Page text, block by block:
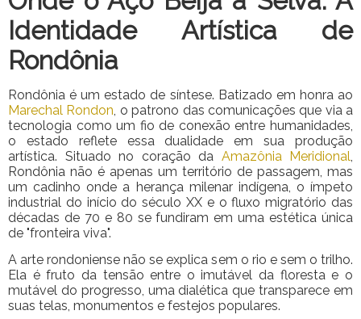
Identidade Artística de
Rondônia
Rondônia é um estado de síntese. Batizado em honra ao
Marechal Rondon, o patrono das comunicações que via a
tecnologia como um fio de conexão entre humanidades,
o estado reflete essa dualidade em sua produção
artística. Situado no coração da Amazônia Meridional,
Rondônia não é apenas um território de passagem, mas
um cadinho onde a herança milenar indígena, o ímpeto
industrial do início do século XX e o fluxo migratório das
décadas de 70 e 80 se fundiram em uma estética única
de "fronteira viva".
A arte rondoniense não se explica sem o rio e sem o trilho.
Ela é fruto da tensão entre o imutável da floresta e o
mutável do progresso, uma dialética que transparece em
suas telas, monumentos e festejos populares.